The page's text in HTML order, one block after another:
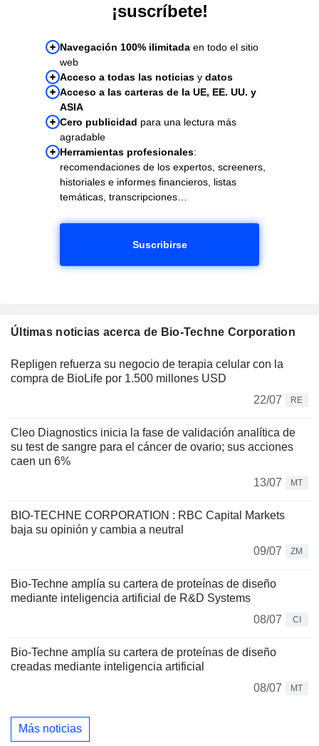
¡suscríbete!
Navegación 100% ilimitada en todo el sitio
web
Acceso a todas las noticias y datos
Acceso a las carteras de la UE, EE. UU. y
ASIA
Cero publicidad para una lectura más
agradable
Herramientas profesionales:
recomendaciones de los expertos, screeners,
historiales e informes financieros, listas
temáticas, transcripciones…
Suscribirse
Últimas noticias acerca de Bio-Techne Corporation
Repligen refuerza su negocio de terapia celular con la
compra de BioLife por 1.500 millones USD
22/07
RE
Cleo Diagnostics inicia la fase de validación analítica de
su test de sangre para el cáncer de ovario; sus acciones
caen un 6%
13/07
MT
BIO-TECHNE CORPORATION : RBC Capital Markets
baja su opinión y cambia a neutral
09/07
ZM
Bio-Techne amplía su cartera de proteínas de diseño
mediante inteligencia artificial de R&D Systems
08/07
CI
Bio-Techne amplía su cartera de proteínas de diseño
creadas mediante inteligencia artificial
08/07
MT
Más noticias